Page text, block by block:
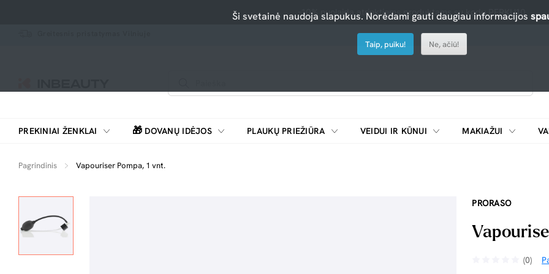
-10% nuolaida atrinktiems produktams su kodu PERKU10
PREKINIAI ŽENKLAI 🎁 DOVANŲ IDĖJOS PLAUKŲ PRIEŽIŪRA VEIDUI IR KŪNUI MAKIAŽUI
Pagrindinis Vapouriser Pompa, 1 vnt.
PRORASO
(0)
Ši svetainė naudoja slapukus. Norėdami gauti daugiau informacijos
Taip, puiku! Ne, ačiū!